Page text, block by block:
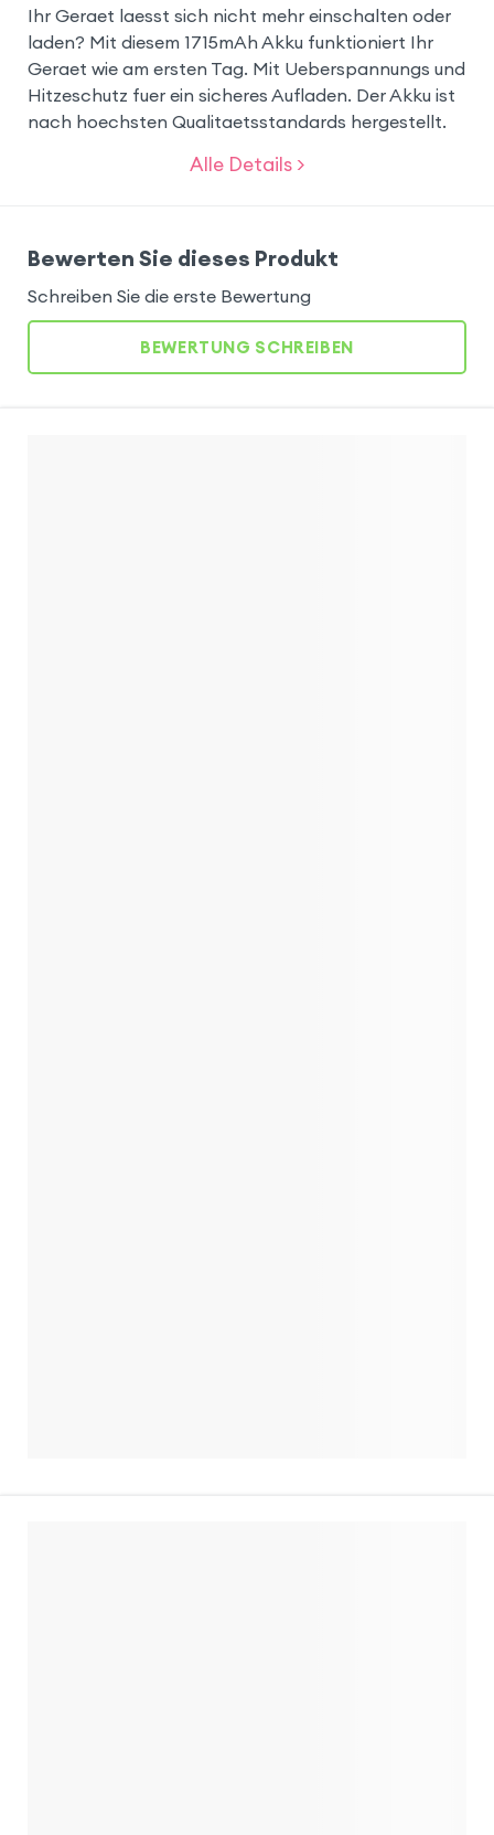
Ihr Geraet laesst sich nicht mehr einschalten oder
laden? Mit diesem 1715mAh Akku funktioniert Ihr
Geraet wie am ersten Tag. Mit Ueberspannungs und
Hitzeschutz fuer ein sicheres Aufladen. Der Akku ist
nach hoechsten Qualitaetsstandards hergestellt.
Alle Details >
Bewerten Sie dieses Produkt
Schreiben Sie die erste Bewertung
BEWERTUNG SCHREIBEN